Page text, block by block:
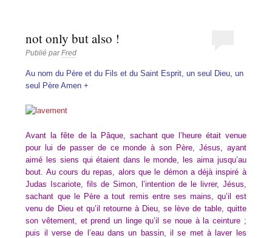
not only but also !
Publié parFred
Au nom du Père et du Fils et du Saint Esprit, un seul Dieu, un
seul Père Amen +
Avant la fête de la Pâque, sachant que l’heure était venue
pour lui de passer de ce monde à son Père, Jésus, ayant
aimé les siens qui étaient dans le monde, les aima jusqu’au
bout. Au cours du repas, alors que le démon a déjà inspiré à
Judas Iscariote, fils de Simon, l’intention de le livrer, Jésus,
sachant que le Père a tout remis entre ses mains, qu’il est
venu de Dieu et qu’il retourne à Dieu, se lève de table, quitte
son vêtement, et prend un linge qu’il se noue à la ceinture ;
puis il verse de l’eau dans un bassin, il se met à laver les